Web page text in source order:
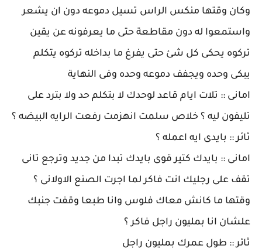
وكان وقتها منكس الراس تسيل دموعه دون ان يشعر
واستمعوا له دون مقاطعة حتى ما يعرفونه عن يقين
تركوه يحكى كل شئ حتى يفرغ ما بداخله تركوه يتكلم
يبكى وحده ويجفف دموعه وحده وفى النهاية
امانى :: تلات ايام قاعد لوحدك لا بتكلم حد ولا بترد على
تليفون ليه ؟ خلاص سلمت انهزمت رفعت الرايه البيضه ؟
ثائر :: بايدى ايه اعمله ؟
امانى :: بايدك كتير قوى بايدك تبدا من جديد وترجع تانى
تقف على رجليك انت فاكر لما اجرت الصنع الاولانى ؟
وقتها ما كانش معاك فلوس وانا طبعا وقفت جنبك
علشان انا بمليون راجل فاكر ؟
ثائر :: طول عمرك بمليون راجل